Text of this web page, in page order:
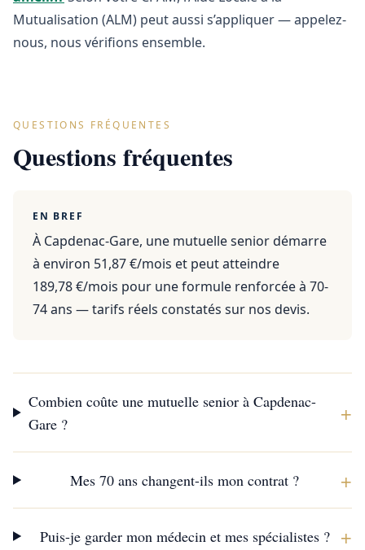
Mutualisation (ALM) peut aussi s’appliquer — appelez-
nous, nous vérifions ensemble.
QUESTIONS FRÉQUENTES
Questions fréquentes
EN BREF
À Capdenac-Gare, une mutuelle senior démarre
à environ 51,87 €/mois et peut atteindre
189,78 €/mois pour une formule renforcée à 70-
74 ans — tarifs réels constatés sur nos devis.
Combien coûte une mutuelle senior à Capdenac-
Gare ?
+
Mes 70 ans changent-ils mon contrat ? +
Puis-je garder mon médecin et mes spécialistes ? +